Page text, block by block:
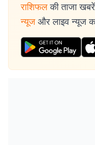
राशिफल की ताजा
न्यूज और लाइव न्यूज